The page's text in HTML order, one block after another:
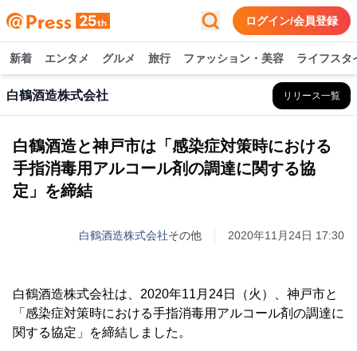
ログイン/会員登録
新着 エンタメ グルメ 旅行 ファッション・美容 ライフスタ
白鶴酒造株式会社 リリース一覧
白鶴酒造と神戸市は「感染症対策時における
手指消毒用アルコール剤の調達に関する協
定」を締結
白鶴酒造株式会社その他 2020年11月24日 17:30
白鶴酒造株式会社は、2020年11月24日（火）、神戸市と
「感染症対策時における手指消毒用アルコール剤の調達に
関する協定」を締結しました。